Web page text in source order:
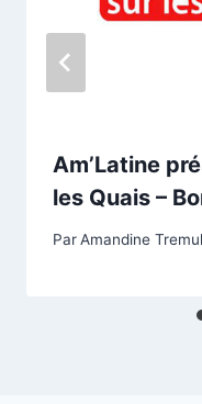
Am’Latine
les Quais –
ParAmandine